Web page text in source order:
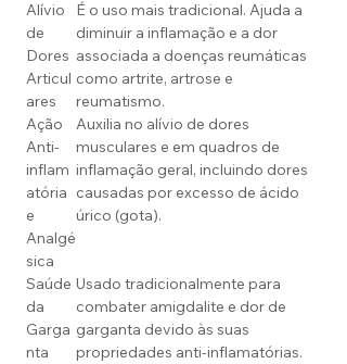
Alívio
de
Dores
Articul
ares
É o uso mais tradicional. Ajuda a
diminuir a inflamação e a dor
associada a doenças reumáticas
como artrite, artrose e
reumatismo.
Ação
Anti-
inflam
atória
e
Analgé
sica
Auxilia no alívio de dores
musculares e em quadros de
inflamação geral, incluindo dores
causadas por excesso de ácido
úrico (gota).
Saúde
da
Garga
nta
Usado tradicionalmente para
combater amigdalite e dor de
garganta devido às suas
propriedades anti-inflamatórias.